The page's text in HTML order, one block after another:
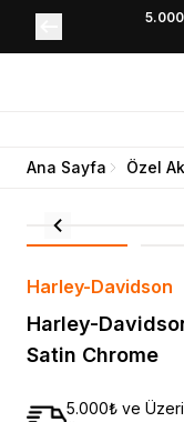
YENİ
Ana Sayfa Özel
Harley-Davidson
Harley-
Satin Chrome
5.000₺ ve Üzeri